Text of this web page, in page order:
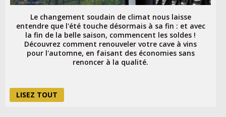
Le changement soudain de climat nous laisse
entendre que l'été touche désormais à sa fin : et avec
la fin de la belle saison, commencent les soldes !
Découvrez comment renouveler votre cave à vins
pour l'automne, en faisant des économies sans
renoncer à la qualité.
LISEZ TOUT